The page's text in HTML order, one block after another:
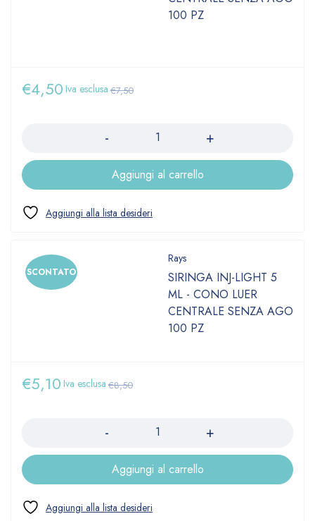
100 PZ
€7,50
€4,50 Iva esclusa
Aggiungi al carrello
SCONTATO
Rays
SIRINGA INJ-LIGHT 5
ML - CONO LUER
CENTRALE SENZA AGO
100 PZ
€8,50
€5,10 Iva esclusa
Aggiungi al carrello